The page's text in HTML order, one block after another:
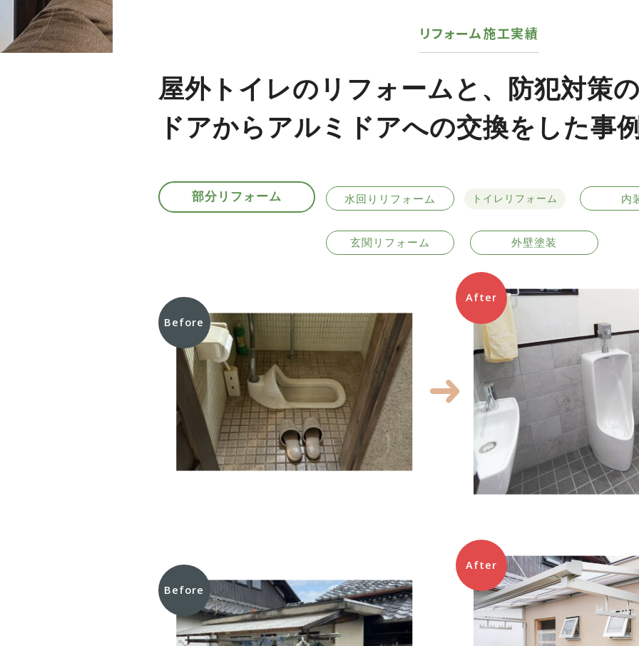
リフォーム施工実績
屋外トイレのリフォームと、防犯対策
ドアからアルミドアへの交換をした事
部分リフォーム 水回りリフォーム トイレリフォーム 内
玄関リフォーム 外壁塗装
Before
After
Before
After